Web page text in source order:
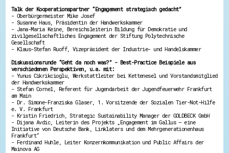
Service-Learning
Mach dich schlau
GEMA-Pakt
Di@-Lotsen in Hessen
Flüchtlingshilfe + Integration
Generationsübergreifend aktiv
Qualifizierung & Fortbildung
Vereine, Spenden, Steuern - Gut zu Wissen
Versicherungsschutz
Wissenswertes rund um dein Ehrenamt
Zahlen, Daten, Fakten aus Hessen
Talk der Kooperationspartner “Engagement strategisch gedacht”
- Oberbürgermeister Mike Josef
- Susanne Haus, Präsidentin der Handwerkskammer
- Jana-Maria Keine, Bereichsleiterin Bildung für Demokratie und
zivilgesellschaftliches Engagement der Stiftung Polytechnische
Gesellschaft
- Klaus-Stefan Ruoff, Vizepräsident der Industrie- und Handelskammer
Diskussionsrunde “Geht da noch was?” - Best-Practice Beispiele aus
verschiedenen Perspektiven, u.a. mit:
- Yunus Cikrikcioglu, Werkstattleiter bei Kettenesel und Vorstandsmitglied
der Handwerkskammer
- Stefan Cornel, Referent für Jugendarbeit der Jugendfeuerwehr Frankfurt
am Main
- Dr. Simone-Franziska Glaser, 1. Vorsitzende der Sozialen Tier-Not-Hilfe
e. V. Frankfurt
- Kristin Friedrich, Strategic Sustainability Manager der GOLDBECK GmbH
- Dijana Avdic, Leiterin des Projekts „Engagement im Gallus – eine
Initiative von Deutsche Bank, Linklaters und dem Mehrgenerationenhaus
Frankfurt“
- Ferdinand Huhle, Leiter Konzernkommunikation und Public Affairs der
Mainova AG